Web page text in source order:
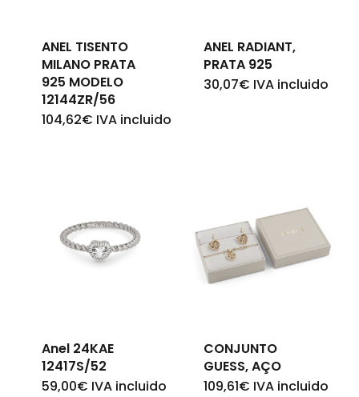
Go To Shop
ANEL TISENTO
MILANO PRATA
925 MODELO
12144ZR/56
104,62€ IVA incluido
ANEL RADIANT,
PRATA 925
30,07€ IVA incluido
Anel 24KAE
12417S/52
59,00€ IVA incluido
CONJUNTO
GUESS, AÇO
109,61€ IVA incluido